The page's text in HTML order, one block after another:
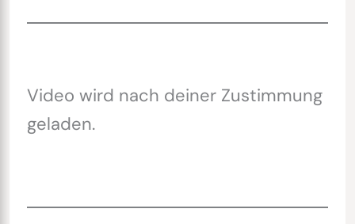
Video wird nach deiner Zustimmung
geladen.